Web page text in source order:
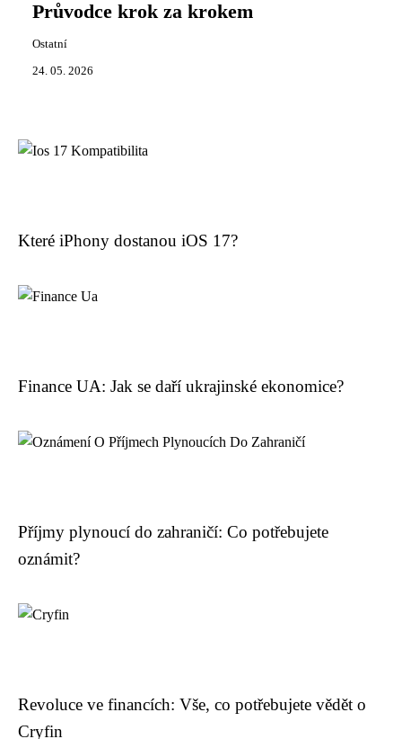
Průvodce krok za krokem
Ostatní
24. 05. 2026
Které iPhony dostanou iOS 17?
Finance UA: Jak se daří ukrajinské ekonomice?
Příjmy plynoucí do zahraničí: Co potřebujete
oznámit?
Revoluce ve financích: Vše, co potřebujete vědět o
Cryfin